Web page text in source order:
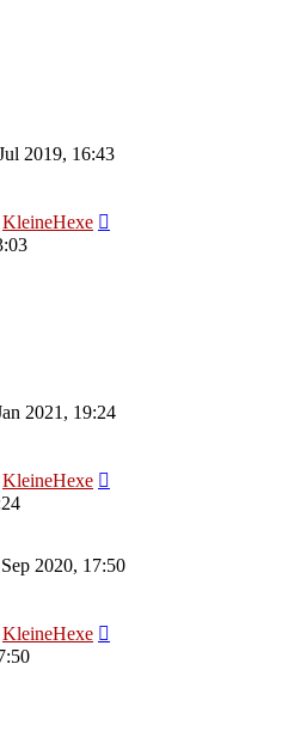
2019, 16:43
KleineHexe
2021, 19:24
KleineHexe
2020, 17:50
KleineHexe